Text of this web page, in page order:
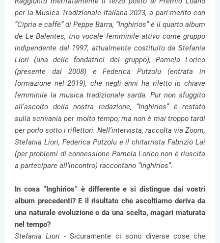
per la Musica Tradizionale Italiana 2023, a pari merito con
“Cipria e caffè” di Peppe Barra, “Inghirios” è il quarto album
de Le Balentes, trio vocale femminile attivo come gruppo
indipendente dal 1997, attualmente costituito da Stefania
Liori (una delle fondatrici del gruppo), Pamela Lorico
(presente dal 2008) e Federica Putzolu (entrata in
formazione nel 2019), che negli anni ha riletto in chiave
femminile la musica tradizionale sarda. Pur non sfuggito
all’ascolto della nostra redazione, “Inghirios” è restato
sulla scrivania per molto tempo, ma non è mai troppo tardi
per porlo sotto i riflettori. Nell’intervista, raccolta via Zoom,
Stefania Liori, Federica Putzolu e il chitarrista Fabrizio Lai
(per problemi di connessione Pamela Lorico non è riuscita
a partecipare all’incontro) raccontano “Inghirios”.
In cosa “Inghirios” è differente e si distingue dai vostri
album precedenti? E il risultato che ascoltiamo deriva da
una naturale evoluzione o da una scelta, magari maturata
nel tempo?
Stefania Liori - Sicuramente ci sono diverse cose che